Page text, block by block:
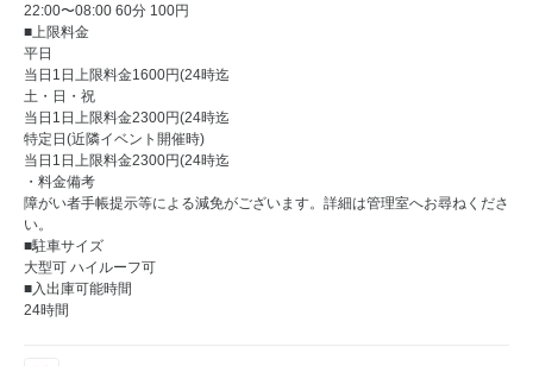
22:00〜08:00 60分 100円
■上限料金
平日
当日1日上限料金1600円(24時迄
土・日・祝
当日1日上限料金2300円(24時迄
特定日(近隣イベント開催時)
当日1日上限料金2300円(24時迄
・料金備考
障がい者手帳提示等による減免がございます。詳細は管理室へお尋ねくださ
い。
■駐車サイズ
大型可 ハイルーフ可
■入出庫可能時間
24時間